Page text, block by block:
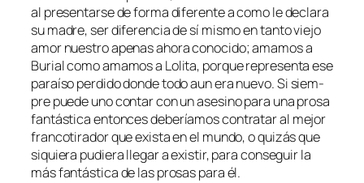
al pre­sen­tar­se de for­ma di­fe­ren­te a co­mo le de­cla­ra
su ma­dre, ser di­fe­ren­cia de sí mis­mo en tan­to vie­jo
amor nues­tro ape­nas aho­ra co­no­ci­do; ama­mos a
Burial co­mo ama­mos a Lolita, por­que re­pre­sen­ta ese
pa­raí­so per­di­do don­de to­do aun era nue­vo. Si siem­
pre pue­de uno con­tar con un ase­sino pa­ra una pro­sa
fan­tás­ti­caen­ton­ces de­be­ría­mos con­tra­tar al me­jor
fran­co­ti­ra­dor que exis­ta en el mun­do, o qui­zás que
si­quie­ra pu­die­ra lle­gar a exis­tir, pa­ra con­se­guir la
más fan­tás­ti­ca de las pro­sas pa­ra él.